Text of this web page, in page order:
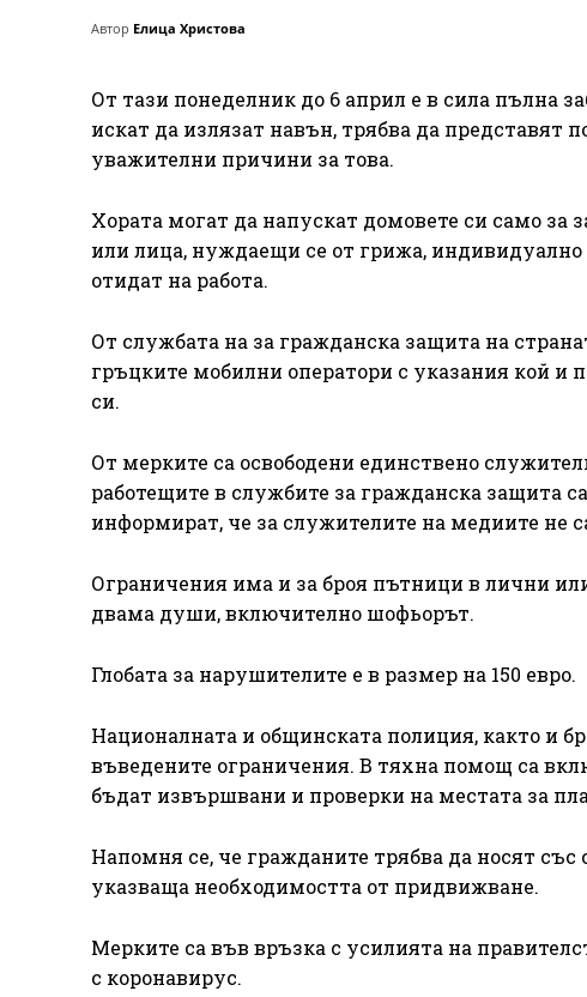
Автор Елица Христова
От тази понеделник до 6 април е в сила пълна
искат да излязат навън, трябва да представят
уважителни причини за това.
Хората могат да напускат домовете си само за
или лица, нуждаещи се от грижа,
отидат на работа.
От службата на за гражданска защита на
гръцките мобилни оператори с указания кой и
си.
От мерките са освободени единствено
работещите в службите за гражданска защита
информират, че за служителите на медиите не
Ограничения има и за броя пътници в лични
двама души, включително шофьорът.
Глобата за нарушителите е в размер на 150 евро.
Националната и общинската полиция, както и
въведените ограничения. В тяхна помощ са
бъдат извършвани и проверки на местата за
Напомня се, че гражданите трябва да носят
указваща необходимостта от придвижване.
Мерките са във връзка с усилията на
с коронавирус.